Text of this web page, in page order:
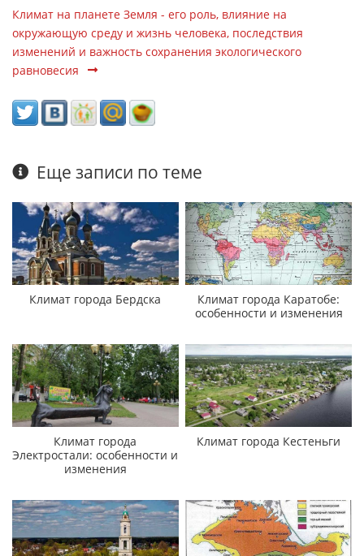
Климат на планете Земля - его роль, влияние на
окружающую среду и жизнь человека, последствия
изменений и важность сохранения экологического
равновесия
Еще записи по теме
Климат города Бердска
Климат города Каратобе:
особенности и изменения
Климат города
Электростали: особенности и
изменения
Климат города Кестеньги